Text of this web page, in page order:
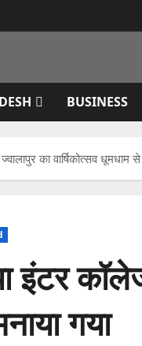
BUSINESS
का वार्षिकोत्सव धूमधाम से
इंटर
गया